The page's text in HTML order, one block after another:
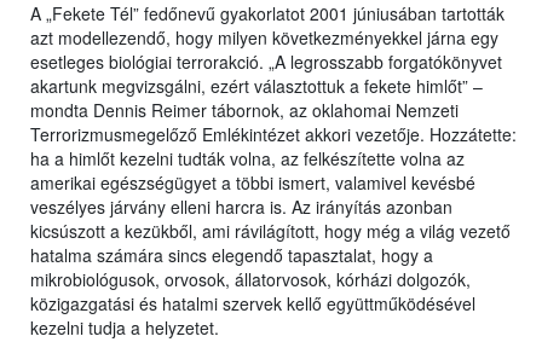
A „Fekete Tél” fedőnevű gyakorlatot 2001 júniusában tartották
azt modellezendő, hogy milyen következményekkel járna egy
esetleges biológiai terrorakció. „A legrosszabb forgatókönyvet
akartunk megvizsgálni, ezért választottuk a fekete himlőt” –
mondta Dennis Reimer tábornok, az oklahomai Nemzeti
Terrorizmusmegelőző Emlékintézet akkori vezetője. Hozzátette:
ha a himlőt kezelni tudták volna, az felkészítette volna az
amerikai egészségügyet a többi ismert, valamivel kevésbé
veszélyes járvány elleni harcra is. Az irányítás azonban
kicsúszott a kezükből, ami rávilágított, hogy még a világ vezető
hatalma számára sincs elegendő tapasztalat, hogy a
mikrobiológusok, orvosok, állatorvosok, kórházi dolgozók,
közigazgatási és hatalmi szervek kellő együttműködésével
kezelni tudja a helyzetet.